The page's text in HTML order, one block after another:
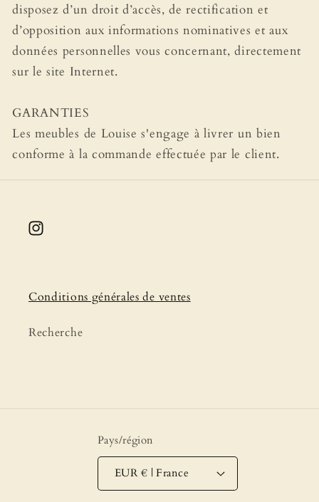
disposez d’un droit d’accès, de rectification et
d’opposition aux informations nominatives et aux
données personnelles vous concernant, directement
sur le site Internet.
GARANTIES
Les meubles de Louise s'engage à livrer un bien
conforme à la commande effectuée par le client.
Instagram
Conditions générales de ventes
Recherche
Pays/région
EUR € | France